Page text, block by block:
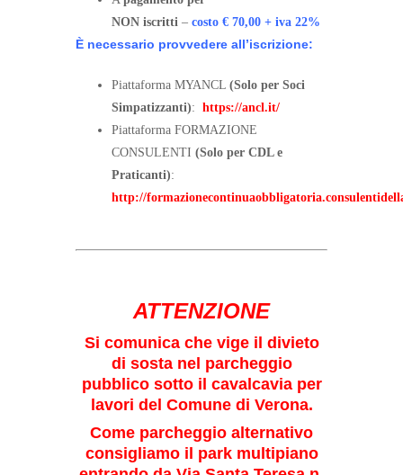
NON iscritti – costo € 70,00 + iva 22%
È necessario provvedere all’iscrizione:
Piattaforma MYANCL (Solo per Soci
Simpatizzanti): https://ancl.it/
Piattaforma FORMAZIONE
CONSULENTI (Solo per CDL e
Praticanti):
http://
ATTENZIONE
Si comunica che vige il divieto
di sosta nel parcheggio
pubblico sotto il cavalcavia per
lavori del Comune di Verona.
Come parcheggio alternativo
consigliamo il park multipiano